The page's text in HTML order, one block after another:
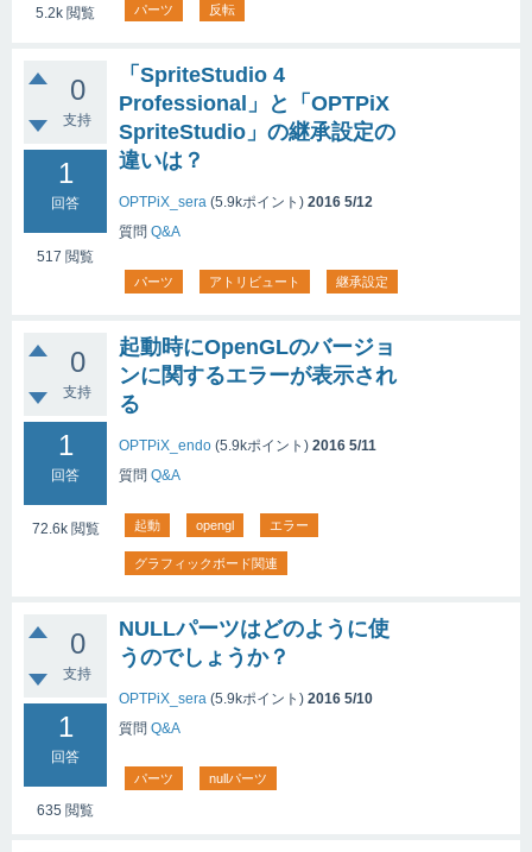
5.2k 閲覧 パーツ 反転
0
支持
1
回答
517 閲覧
「SpriteStudio 4
Professional」と「OPTPiX
SpriteStudio」の継承設定の
違いは？
OPTPiX_sera (5.9kポイント) 2016 5/12
質問 Q&A
パーツ アトリビュート 継承設定
0
支持
1
回答
72.6k閲覧
起動時にOpenGLのバージョ
ンに関するエラーが表示され
る
OPTPiX_endo (5.9kポイント) 2016 5/11
質問 Q&A
起動 opengl エラー
グラフィックボード関連
0
支持
1
回答
635 閲覧
NULLパーツはどのように使
うのでしょうか？
OPTPiX_sera (5.9kポイント) 2016 5/10
質問 Q&A
パーツ nullパーツ